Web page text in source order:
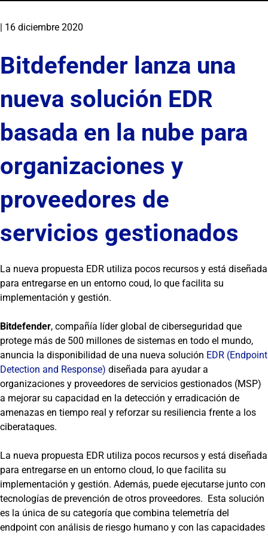
| 16 diciembre 2020
Bitdefender lanza una
nueva solución EDR
basada en la nube para
organizaciones y
proveedores de
servicios gestionados
La nueva propuesta EDR utiliza pocos recursos y está diseñada
para entregarse en un entorno coud, lo que facilita su
implementación y gestión.
Bitdefender, compañía líder global de ciberseguridad que
protege más de 500 millones de sistemas en todo el mundo,
anuncia la disponibilidad de una nueva solución EDR (Endpoint
Detection and Response) diseñada para ayudar a
organizaciones y proveedores de servicios gestionados (MSP)
a mejorar su capacidad en la detección y erradicación de
amenazas en tiempo real y reforzar su resiliencia frente a los
ciberataques.
La nueva propuesta EDR utiliza pocos recursos y está diseñada
para entregarse en un entorno cloud, lo que facilita su
implementación y gestión. Además, puede ejecutarse junto con
tecnologías de prevención de otros proveedores. Esta solución
es la única de su categoría que combina telemetría del
endpoint con análisis de riesgo humano y con las capacidades